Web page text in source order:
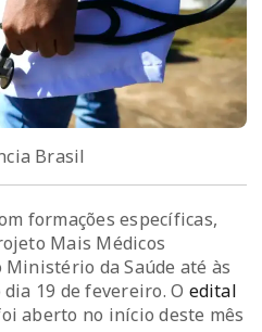
Brasil
formações específicas,
Mais Médicos
Ministério da Saúde até às
19 de fevereiro. O edital
aberto no início deste mês